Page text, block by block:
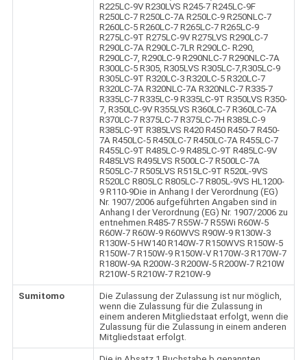
R225LC-9V R230LVS R245-7 R245LC-9F
R250LC-7 R250LC-7A R250LC-9 R250NLC-7
R260LC-5 R260LC-7 R265LC-7 R265LC-9
R275LC-9T R275LC-9V R275LVS R290LC-7
R290LC-7A R290LC-7LR R290LC- R290,
R290LC-7, R290LC-9 R290NLC-7 R290NLC-7A
R300LC-5 R305, R305LVS R305LC-7,R305LC-9
R305LC-9T R320LC-3 R320LC-5 R320LC-7
R320LC-7A R320NLC-7A R320NLC-7 R335-7
R335LC-7 R335LC-9 R335LC-9T R350LVS R350-
7, R350LC-9V R355LVS R360LC-7 R360LC-7A
R370LC-7 R375LC-7 R375LC-7H R385LC-9
R385LC-9T R385LVS R420 R450 R450-7 R450-
7A R450LC-5 R450LC-7 R450LC-7A R455LC-7
R455LC-9T R485LC-9 R485LC-9T R485LC-9V
R485LVS R495LVS R500LC-7 R500LC-7A
R505LC-7 R505LVS R515LC-9T R520L-9VS
R520LC R805LC R805LC-7 R805L-9VS HL1200-
9 R110-9Die in Anhang I der Verordnung (EG)
Nr. 1907/2006 aufgeführten Angaben sind in
Anhang I der Verordnung (EG) Nr. 1907/2006 zu
entnehmen.R485-7 R55W-7 R55Wi R60W-5
R60W-7 R60W-9 R60WVS R90W-9 R130W-3
R130W-5 HW140 R140W-7 R150WVS R150W-5
R150W-7 R150W-9 R150W-V R170W-3 R170W-7
R180W-9A R200W-3 R200W-5 R200W-7 R210W
R210W-5 R210W-7 R210W-9
Sumitomo
Die Zulassung der Zulassung ist nur möglich,
wenn die Zulassung für die Zulassung in
einem anderen Mitgliedstaat erfolgt, wenn die
Zulassung für die Zulassung in einem anderen
Mitgliedstaat erfolgt.